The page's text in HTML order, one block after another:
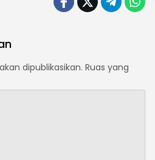
dipublikasikan. Ruas yang